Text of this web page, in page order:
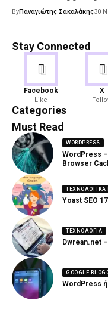
ByΠαναγιώτης Σακαλάκης30
Stay Connected
Facebook
Like
X
Categories
Android
82 Articles
Gaming
19 Articles
Must Read
WORDPRESS
WordPress
Browser
ΤΕΧΝΟΛΟΓΙΚΆ
Yoast SEO
ΤΕΧΝΟΛΟΓΊΑ
Dwrean.net
GOOGLE
WordPress ή